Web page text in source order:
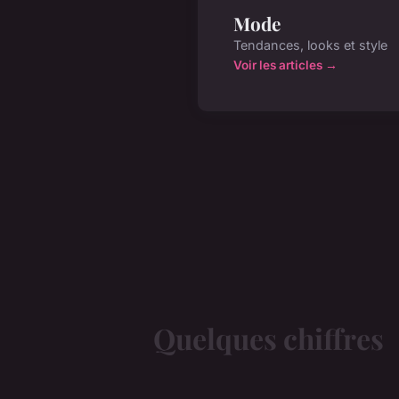
Mode
Tendances, looks et style
Voir les articles →
Quelques chiffres